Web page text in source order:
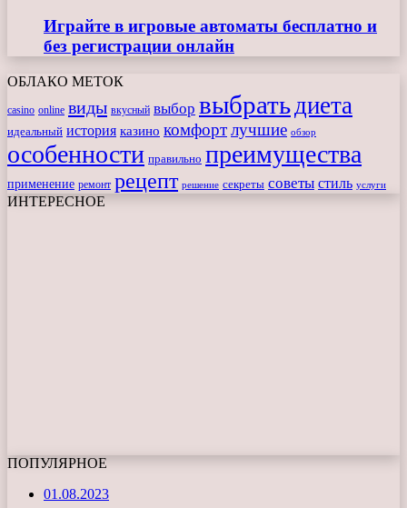
Играйте в игровые автоматы бесплатно и
без регистрации онлайн
ОБЛАКО МЕТОК
casino online виды вкусный выбор выбрать диета
идеальный история казино комфортлучшие обзор
особенности правильно преимущества
применение ремонт рецепт решение секреты советы стиль услуги
ИНТЕРЕСНОЕ
ПОПУЛЯРНОЕ
01.08.2023